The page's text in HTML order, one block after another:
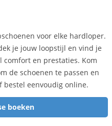
voor elke hardloper.
je jouw loopstijl en vind je
comfort en prestaties. Kom
de schoenen te passen en
bestel eenvoudig online.
boeken